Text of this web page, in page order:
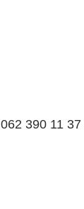
062 390 11 37